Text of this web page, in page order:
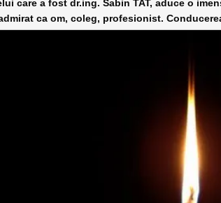
care a fost dr.ing. Sabin TAT, aduce o
ca om, coleg, profesionist. Conducerea